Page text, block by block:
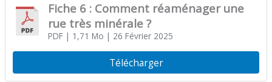
Fiche 6 : Comment réaménager une
rue très minérale ?
PDF| 1,71 Mo | 26 Février 2025
Télécharger